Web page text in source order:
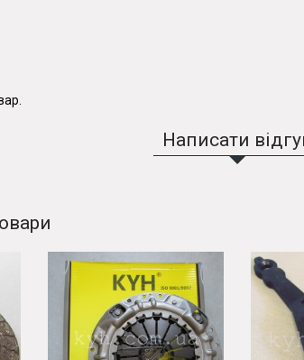
Написати